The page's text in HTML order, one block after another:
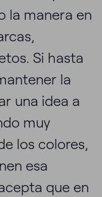
la manera en
Si hasta
la
una idea a
muy
los colores,
esa
que en